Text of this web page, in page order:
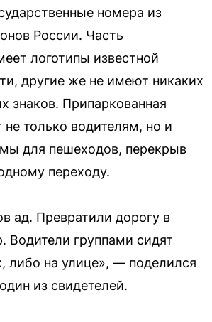
номера из
России. Часть
логотипы известной
другие же не имеют никаких
знаков. Припаркованная
только водителям, но и
для пешеходов, перекрыв
переходу.
ад. Превратили дорогу в
Водители группами сидят
либо на улице», — поделился
из свидетелей.